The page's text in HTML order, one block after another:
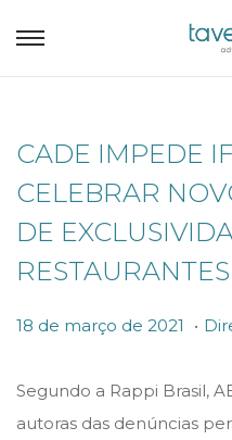
CADE IMPEDE
CELEBRAR
DE
RESTAURANTES
P
s
t
18 de março de 2021
d
e
. P
s
t
Segundo a Rappi Brasil,
autoras das denúncias